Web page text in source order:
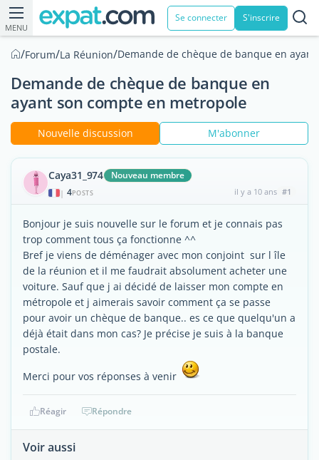
MENU
Se connecter S'inscrire
/Forum/La Réunion/Demande de chèque de banque en
Demande de chèque de banque en
ayant son compte en metropole
Nouvelle discussion M'abonner
Caya31_974 Nouveau membre
| 4POSTS il y a 10 ans #1
Bonjour je suis nouvelle sur le forum et je connais pas
trop comment tous ça fonctionne ^^
Bref je viens de déménager avec mon conjoint sur l île
de la réunion et il me faudrait absolument acheter une
voiture. Sauf que j ai décidé de laisser mon compte en
métropole et j aimerais savoir comment ça se passe
pour avoir un chèque de banque.. es ce que quelqu'un a
déjà était dans mon cas? Je précise je suis à la banque
postale.
Merci pour vos réponses à venir
Réagir Répondre
Voir aussi